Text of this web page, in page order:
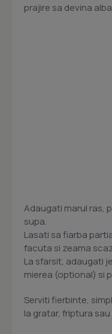
prajire sa devina
Adaugati marul ras,
supa.
Lasati sa fiarba
facuta si zeama
La sfarsit, adaugati
mierea (optional) si
Serviti fierbinte,
la gratar, friptura